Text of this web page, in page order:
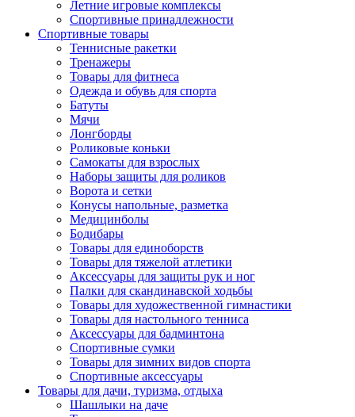
Летние игровые комплексы
Спортивные принадлежности
Спортивные товары
Теннисные ракетки
Тренажеры
Товары для фитнеса
Одежда и обувь для спорта
Батуты
Мячи
Лонгборды
Роликовые коньки
Самокаты для взрослых
Наборы защиты для роликов
Ворота и сетки
Конусы напольные, разметка
Медицинболы
Бодибары
Товары для единоборств
Товары для тяжелой атлетики
Аксессуары для защиты рук и ног
Палки для скандинавской ходьбы
Товары для художественной гимнастики
Товары для настольного тенниса
Аксессуары для бадминтона
Спортивные сумки
Товары для зимних видов спорта
Спортивные аксессуары
Товары для дачи, туризма, отдыха
Шашлыки на даче